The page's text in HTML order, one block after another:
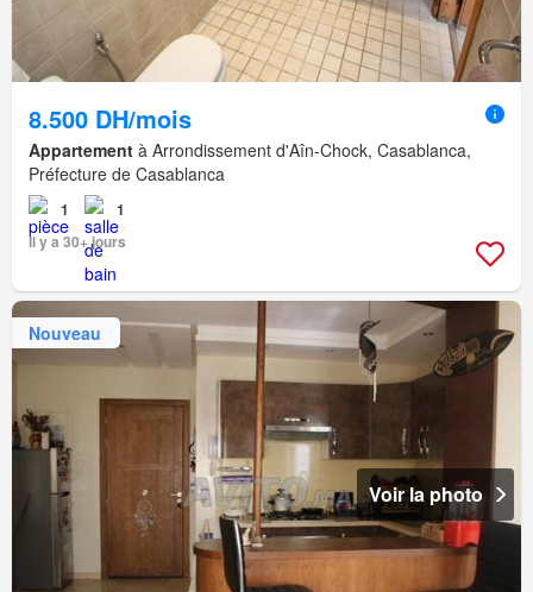
8.500 DH/mois
Appartement à Arrondissement d'Aîn-Chock, Casablanca,
Préfecture de Casablanca
1
1
Il y a 30+ jours
Nouveau
Voir la photo